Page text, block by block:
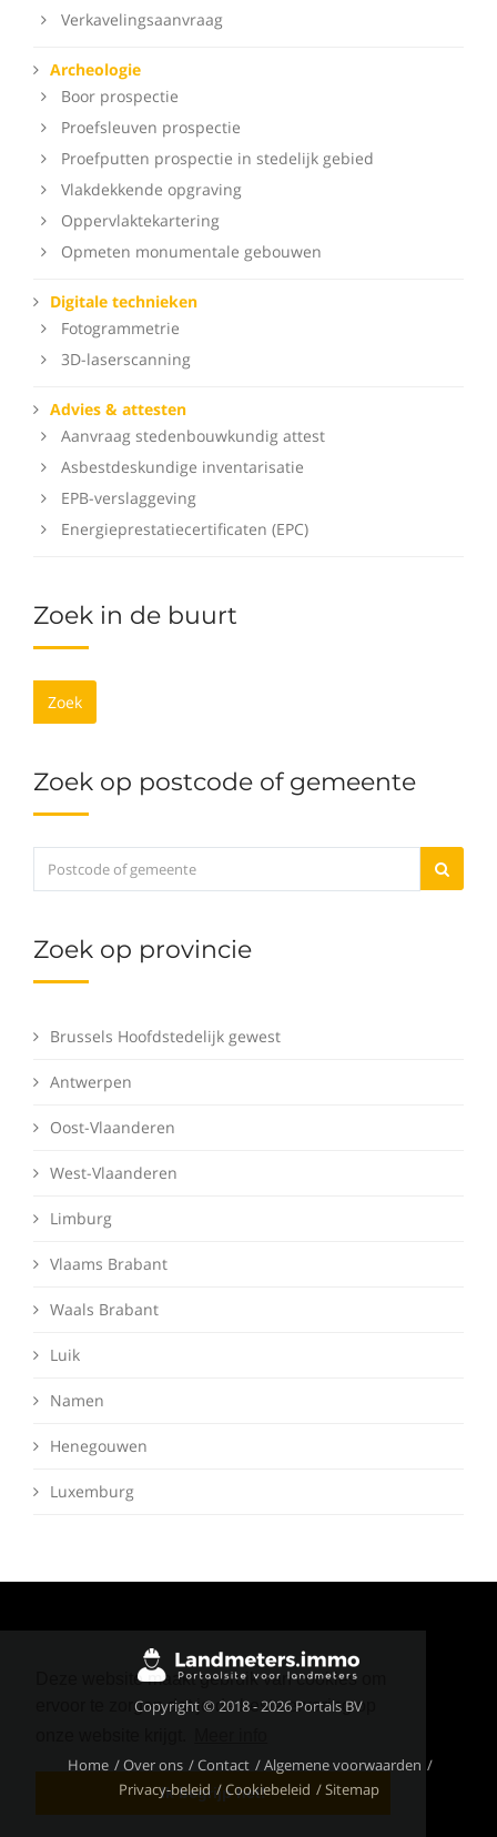
Deze website maakt gebruik van cookies om
ervoor te zorgen dat je de beste ervaring op
Ik begrijp het!
Verkavelingsaanvraag
Archeologie
Boor prospectie
Proefsleuven prospectie
Proefputten prospectie in stedelijk gebied
Vlakdekkende opgraving
Oppervlaktekartering
Opmeten monumentale gebouwen
Digitale technieken
Fotogrammetrie
3D-laserscanning
Advies & attesten
Aanvraag stedenbouwkundig attest
Asbestdeskundige inventarisatie
EPB-verslaggeving
Energieprestatiecertificaten (EPC)
Zoek in de buurt
Zoek
Zoek op postcode of gemeente
Zoek op provincie
Brussels Hoofdstedelijk gewest
Antwerpen
Oost-Vlaanderen
West-Vlaanderen
Limburg
Vlaams Brabant
Waals Brabant
Luik
Namen
Henegouwen
Luxemburg
Copyright © 2018 - 2026 Portals BV
Home Over ons Contact
Algemene voorwaarden
Privacy-beleid
Cookiebeleid Sitemap